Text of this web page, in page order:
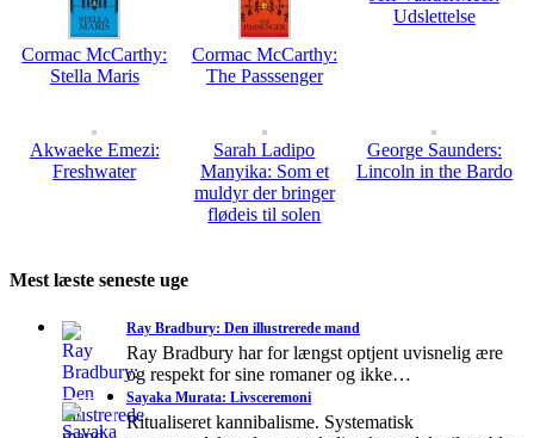
Cormac McCarthy:
Stella Maris
Cormac McCarthy:
The Passsenger
Udslettelse
Akwaeke Emezi:
Freshwater
Sarah Ladipo
Manyika: Som et
muldyr der bringer
flødeis til solen
George Saunders:
Lincoln in the Bardo
Mest læste seneste uge
Ray Bradbury: Den illustrerede mand
Ray Bradbury har for længst optjent uvisnelig ære
og respekt for sine romaner og ikke…
Sayaka Murata: Livsceremoni
Ritualiseret kannibalisme. Systematisk